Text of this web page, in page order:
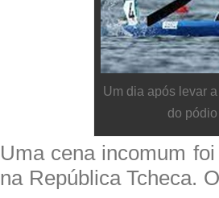
Um dia após levar
do
Uma cena incomum
na República Tcheca.